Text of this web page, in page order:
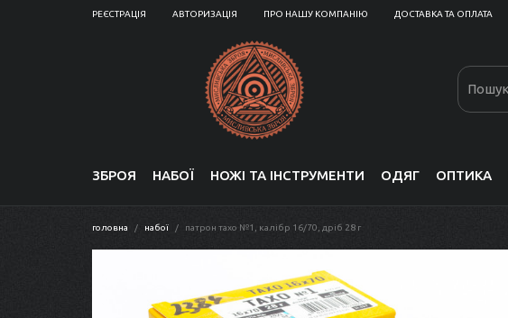
РЕЄСТРАЦІЯ АВТОРИЗАЦІЯ ПРО НАШУ КОМПАНІЮ ДОСТАВКА ТА ОПЛАТА
ЗБРОЯ НАБОЇ НОЖІ ТА ІНСТРУМЕНТИ ОДЯГ ОПТИКА
головна набої патрон тахо №1, калібр 16/70, дріб 28 г